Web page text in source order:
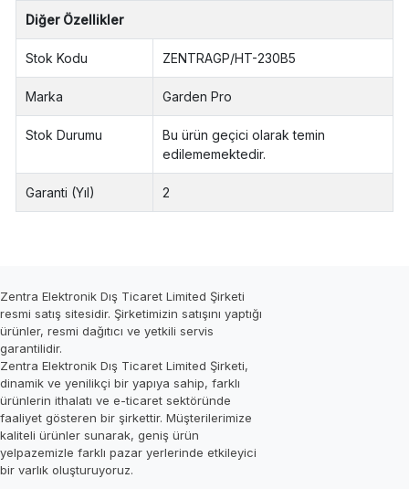
Diğer Özellikler
Stok Kodu ZENTRAGP/HT-230B5
Marka Garden Pro
Stok Durumu
Bu ürün geçici olarak temin
edilememektedir.
Garanti (Yıl) 2
Zentra Elektronik Dış Ticaret Limited Şirketi
resmi satış sitesidir. Şirketimizin satışını yaptığı
ürünler, resmi dağıtıcı ve yetkili servis
garantilidir.
Zentra Elektronik Dış Ticaret Limited Şirketi,
dinamik ve yenilikçi bir yapıya sahip, farklı
ürünlerin ithalatı ve e-ticaret sektöründe
faaliyet gösteren bir şirkettir. Müşterilerimize
kaliteli ürünler sunarak, geniş ürün
yelpazemizle farklı pazar yerlerinde etkileyici
bir varlık oluşturuyoruz.